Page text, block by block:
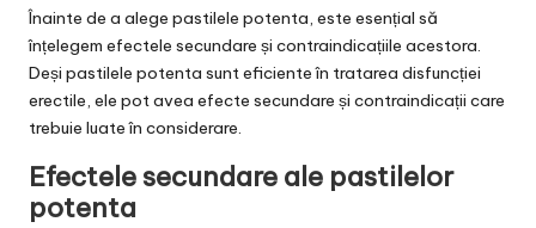
Înainte de a alege pastilele potenta, este esențial să
înțelegem efectele secundare și contraindicațiile acestora.
Deși pastilele potenta sunt eficiente în tratarea disfuncției
erectile, ele pot avea efecte secundare și contraindicații care
trebuie luate în considerare.
Efectele secundare ale pastilelor
potenta